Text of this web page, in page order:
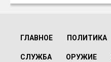
ГЛАВНОЕ ПОЛИТИКА
СЛУЖБА ОРУЖИЕ